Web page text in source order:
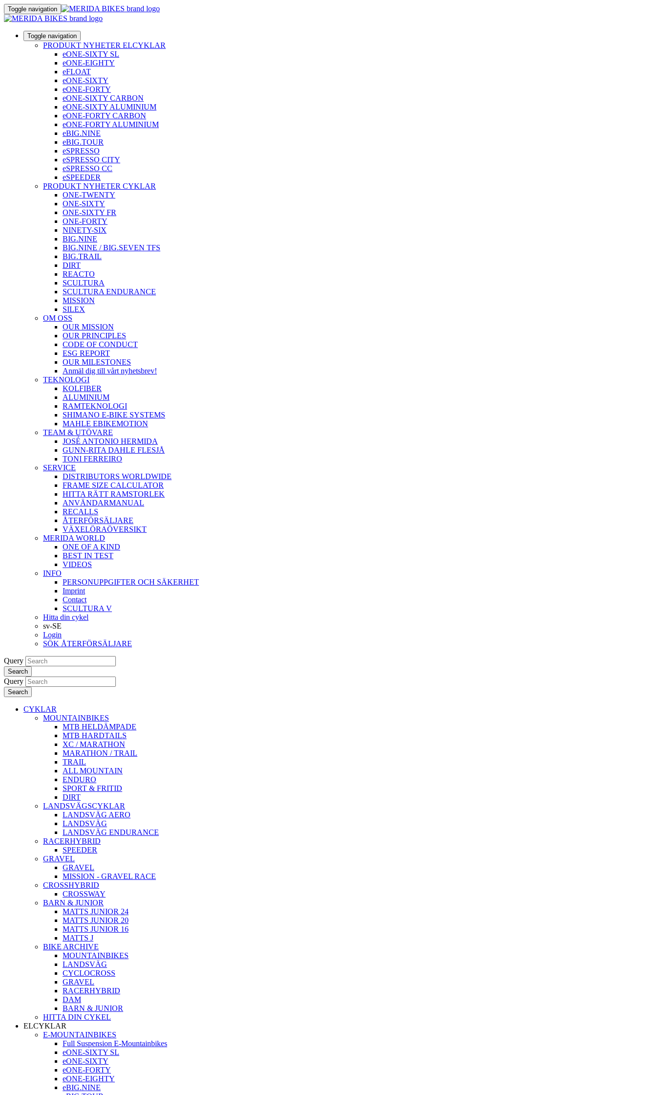
Toggle navigation
Toggle navigation
PRODUKT NYHETER ELCYKLAR
eONE-SIXTY SL
eONE-EIGHTY
eFLOAT
eONE-SIXTY
eONE-FORTY
eONE-SIXTY CARBON
eONE-SIXTY ALUMINIUM
eONE-FORTY CARBON
eONE-FORTY ALUMINIUM
eBIG.NINE
eBIG.TOUR
eSPRESSO
eSPRESSO CITY
eSPRESSO CC
eSPEEDER
PRODUKT NYHETER CYKLAR
ONE-TWENTY
ONE-SIXTY
ONE-SIXTY FR
ONE-FORTY
NINETY-SIX
BIG.NINE
BIG.NINE / BIG.SEVEN TFS
BIG.TRAIL
DIRT
REACTO
SCULTURA
SCULTURA ENDURANCE
MISSION
SILEX
OM OSS
OUR MISSION
OUR PRINCIPLES
CODE OF CONDUCT
ESG REPORT
OUR MILESTONES
Anmäl dig till vårt nyhetsbrev!
TEKNOLOGI
KOLFIBER
ALUMINIUM
RAMTEKNOLOGI
SHIMANO E-BIKE SYSTEMS
MAHLE EBIKEMOTION
TEAM & UTÖVARE
JOSÉ ANTONIO HERMIDA
GUNN-RITA DAHLE FLESJÅ
TONI FERREIRO
SERVICE
DISTRIBUTORS WORLDWIDE
FRAME SIZE CALCULATOR
HITTA RÄTT RAMSTORLEK
ANVÄNDARMANUAL
RECALLS
ÅTERFÖRSÄLJARE
VÄXELÖRAÖVERSIKT
MERIDA WORLD
ONE OF A KIND
BEST IN TEST
VIDEOS
INFO
PERSONUPPGIFTER OCH SÄKERHET
Imprint
Contact
SCULTURA V
Hitta din cykel
sv-SE
Login
SÖK ÅTERFÖRSÄLJARE
Query
Search
Query
Search
CYKLAR
MOUNTAINBIKES
MTB HELDÄMPADE
MTB HARDTAILS
XC / MARATHON
MARATHON / TRAIL
TRAIL
ALL MOUNTAIN
ENDURO
SPORT & FRITID
DIRT
LANDSVÄGSCYKLAR
LANDSVÄG AERO
LANDSVÄG
LANDSVÄG ENDURANCE
RACERHYBRID
SPEEDER
GRAVEL
GRAVEL
MISSION - GRAVEL RACE
CROSSHYBRID
CROSSWAY
BARN & JUNIOR
MATTS JUNIOR 24
MATTS JUNIOR 20
MATTS JUNIOR 16
MATTS J
BIKE ARCHIVE
MOUNTAINBIKES
LANDSVÄG
CYCLOCROSS
GRAVEL
RACERHYBRID
DAM
BARN & JUNIOR
HITTA DIN CYKEL
ELCYKLAR
E-MOUNTAINBIKES
Full Suspension E-Mountainbikes
eONE-SIXTY SL
eONE-SIXTY
eONE-FORTY
eONE-EIGHTY
eBIG.NINE